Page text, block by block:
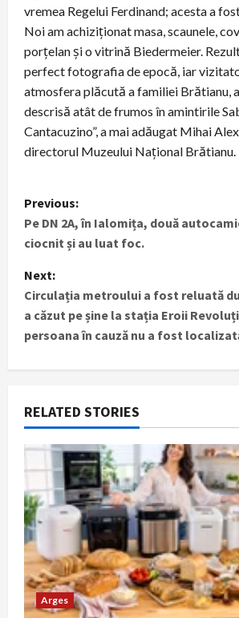
vremea Regelui Ferdinand; acesta a
Noi am achiziționat masa, scaunele,
porțelan și o vitrină Biedermeier.
perfect fotografia de epocă, iar
atmosfera plăcută a familiei Brătianu,
descrisă atât de frumos în amintirile
Cantacuzino”, a mai adăugat Mihai
directorul Muzeului Național Brătianu.
P
o
s
t
n
a
v
i
g
a
t
i
o
Previous:
Pe DN 2A, în Ialomița, două
ciocnit și au luat foc.
Next:
Circulația metroului a fost reluată
a căzut pe șine la stația Eroii
persoana în cauză nu a fost
RELATED STORIES
Arges